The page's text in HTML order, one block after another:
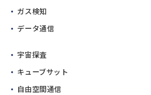
ガス検知
データ通信
宇宙探査
キューブサット
自由空間通信